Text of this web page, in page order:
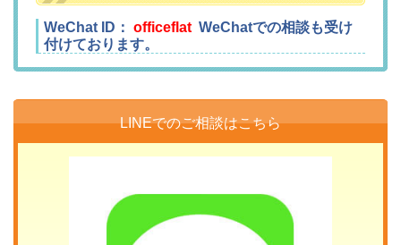
WeChat ID： officeflat WeChatでの相談も受け
付けております。
LINEでのご相談はこちら